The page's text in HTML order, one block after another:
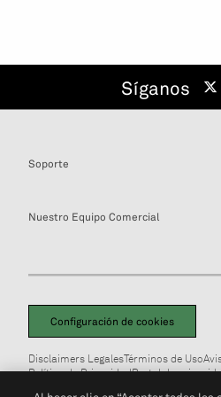
Síganos
Soporte
Nuestro Equipo Comercial
Configuración de cookies
Disclaimers LegalesTérminos de Uso
Política de PrivacidadPortal de